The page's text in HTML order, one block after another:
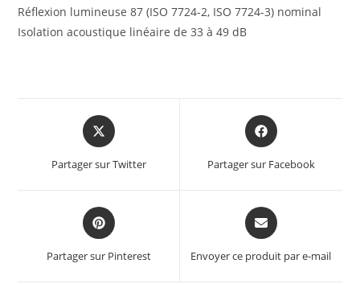
Réflexion lumineuse 87 (ISO 7724-2, ISO 7724-3) nominal
Isolation acoustique linéaire de 33 à 49 dB
Partager sur Twitter Partager sur Facebook
Partager sur Pinterest Envoyer ce produit par e-mail